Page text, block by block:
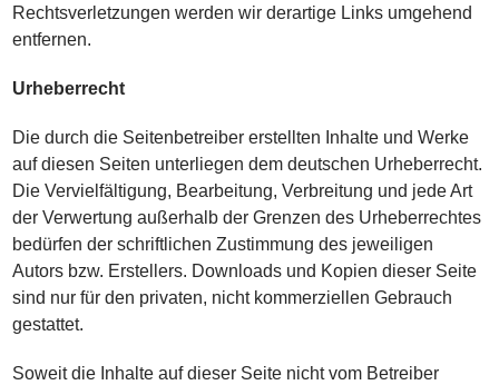
Rechtsverletzungen werden wir derartige Links umgehend
entfernen.
Urheberrecht
Die durch die Seitenbetreiber erstellten Inhalte und Werke
auf diesen Seiten unterliegen dem deutschen Urheberrecht.
Die Vervielfältigung, Bearbeitung, Verbreitung und jede Art
der Verwertung außerhalb der Grenzen des Urheberrechtes
bedürfen der schriftlichen Zustimmung des jeweiligen
Autors bzw. Erstellers. Downloads und Kopien dieser Seite
sind nur für den privaten, nicht kommerziellen Gebrauch
gestattet.
Soweit die Inhalte auf dieser Seite nicht vom Betreiber